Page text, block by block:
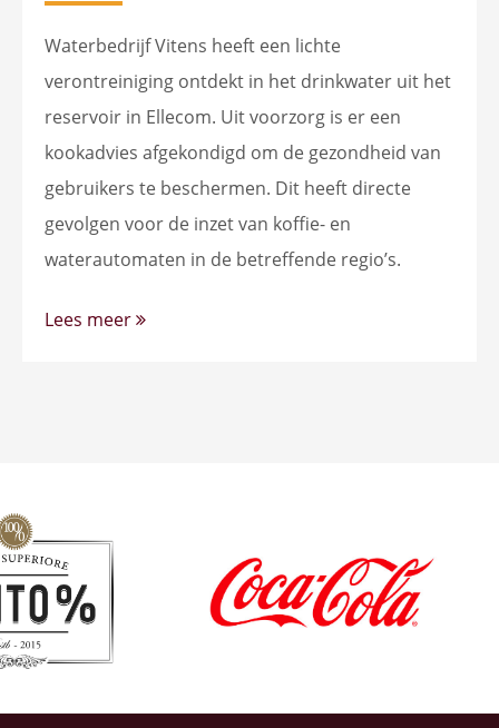
Waterbedrijf Vitens heeft een lichte
verontreiniging ontdekt in het drinkwater uit het
reservoir in Ellecom. Uit voorzorg is er een
kookadvies afgekondigd om de gezondheid van
gebruikers te beschermen. Dit heeft directe
gevolgen voor de inzet van koffie- en
waterautomaten in de betreffende regio’s.
Lees meer